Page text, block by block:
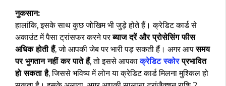
नुकसान:
हालांकि, इसके साथ कुछ जोखिम भी जुड़े होते हैं। क्रेडिट कार्ड से
अकाउंट में पैसा ट्रांसफर करने परब्याज दरें और प्रोसेसिंग फीस
अधिक होती हैं, जो आपकी जेब पर भारी पड़ सकती हैं। अगर आपसमय
पर भुगतान नहीं कर पाते हैं, तो इससे आपकाक्रेडिट स्कोरप्रभावित
हो सकता है, जिससे भविष्य में लोन या क्रेडिट कार्ड मिलना मुश्किल हो